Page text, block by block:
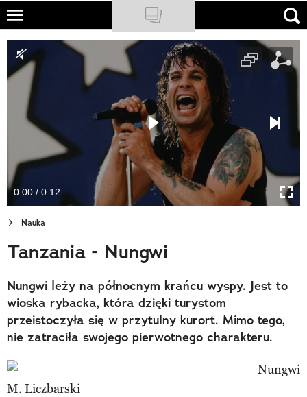
Skip
main
content
NATIONAL GEOGRAPHIC
TRAVELER
PODCASTY
Newsletter
Cuda Polski
Wielki Konkurs Fotograficzny
Trendbook Podróżniczy
Polecane
0:00 / 0:12
Nauka
Tanzania - Nungwi
Nungwi leży na północnym krańcu wyspy. Jest to
wioska rybacka, która dzięki turystom
przeistoczyła się w przytulny kurort. Mimo tego,
nie zatraciła swojego pierwotnego charakteru.
M. Liczbarski